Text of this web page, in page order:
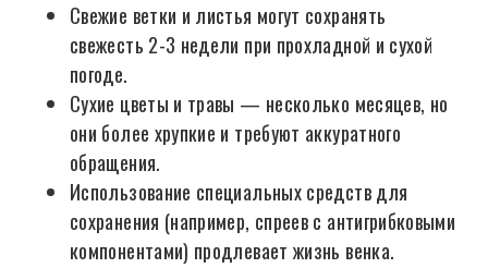
Свежие ветки и листья могут сохранять
свежесть 2-3 недели при прохладной и сухой
погоде.
Сухие цветы и травы — несколько месяцев, но
они более хрупкие и требуют аккуратного
обращения.
Использование специальных средств для
сохранения (например, спреев с антигрибковыми
компонентами) продлевает жизнь венка.